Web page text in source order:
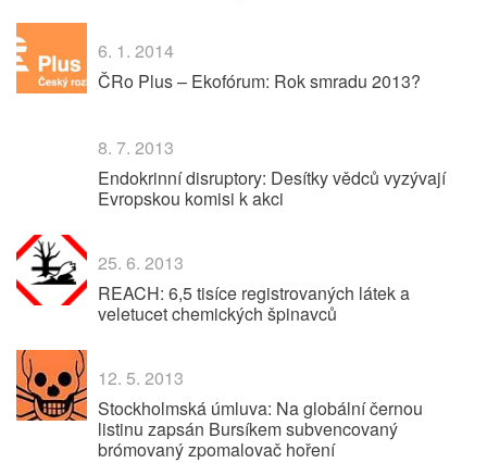
6. 1. 2014
ČRo Plus – Ekofórum: Rok smradu 2013?
8. 7. 2013
Endokrinní disruptory: Desítky vědců vyzývají
Evropskou komisi k akci
25. 6. 2013
REACH: 6,5 tisíce registrovaných látek a
veletucet chemických špinavců
12. 5. 2013
Stockholmská úmluva: Na globální černou
listinu zapsán Bursíkem subvencovaný
brómovaný zpomalovač hoření